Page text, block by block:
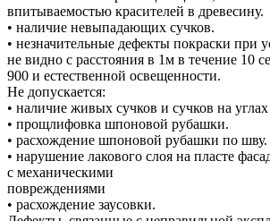
впитываемостью красителей в древесину.
• наличие невыпадающих сучков.
• незначительные дефекты покраски при
не видно с расстояния в 1м в течение 10
900 и естественной освещенности.
Не допускается:
• наличие живых сучков и сучков на
• прощлифовка шпоновой рубашки.
• расхождение шпоновой рубашки по шву.
• нарушение лакового слоя на пласте
с механическими
повреждениями
• расхождение заусовки.